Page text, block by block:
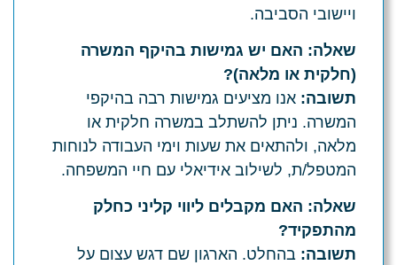
ויישובי הסביבה.
שאלה: האם יש גמישות בהיקף המשרה
(חלקית או מלאה)?
תשובה: אנו מציעים גמישות רבה בהיקפי
המשרה. ניתן להשתלב במשרה חלקית או
מלאה, ולהתאים את שעות וימי העבודה לנוחות
המטפל/ת, לשילוב אידיאלי עם חיי המשפחה.
שאלה: האם מקבלים ליווי קליני כחלק
מהתפקיד?
תשובה: בהחלט. הארגון שם דגש עצום על